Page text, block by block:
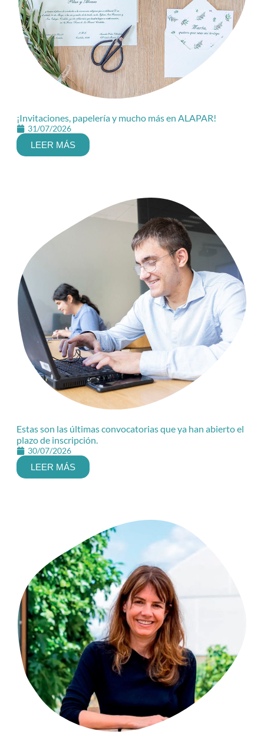
¡Invitaciones, papelería y mucho más en ALAPAR!
31/07/2026
LEER MÁS
Estas son las últimas convocatorias que ya han abierto el
plazo de inscripción.
30/07/2026
LEER MÁS